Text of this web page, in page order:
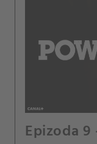
Epizoda 9